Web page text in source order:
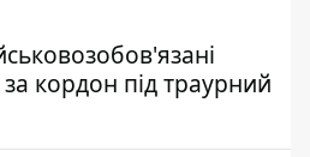
кордон під траурний